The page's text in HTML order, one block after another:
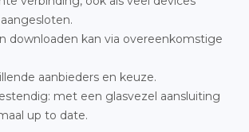
downloaden kan via overeenkomstige
aanbieders en keuze.
met een glasvezel aansluiting
up to date.